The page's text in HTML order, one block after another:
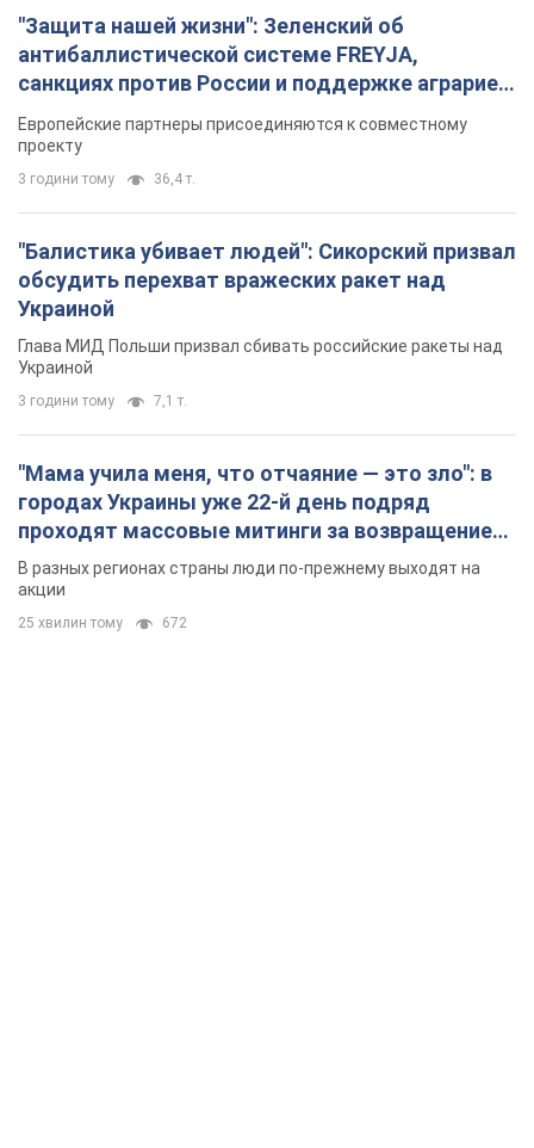
"Защита нашей жизни": Зеленский об
антибаллистической системе FREYJA,
санкциях против России и поддержке аграриев.
Видео
Европейские партнеры присоединяются к совместному
проекту
3 години тому 36,4 т.
"Балистика убивает людей": Сикорский призвал
обсудить перехват вражеских ракет над
Украиной
Глава МИД Польши призвал сбивать российские ракеты над
Украиной
3 години тому 7,1 т.
"Мама учила меня, что отчаяние — это зло": в
городах Украины уже 22-й день подряд
проходят массовые митинги за возвращение
Федорова. Фото и видео
В разных регионах страны люди по-прежнему выходят на
акции
25 хвилин тому 672